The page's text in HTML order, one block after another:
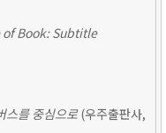
of Book: Subtitle
스를 중심으로(우주출판사,